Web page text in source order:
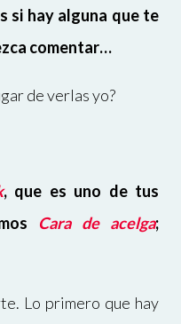
si hay alguna que te
comentar…
de verlas yo?
, que es uno de tus
Cara de acelga;
Lo primero que hay